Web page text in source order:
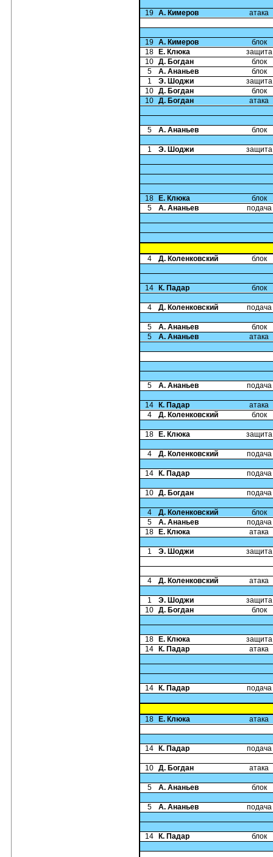
19 А. Кимеров атака
19 А. Кимеров
блок
18
Е. Клюка
защита
10 Д. Богдан
блок
5
А. Ананьев
блок
1
Э. Шоджи
защита
10 Д. Богдан
блок
10 Д. Богдан атака
5 А. Ананьев блок
1 Э. Шоджи защита
18 Е. Клюка
блок
5
А. Ананьев подача
4 Д. Коленковский блок
14 К. Падар блок
4 Д. Коленковский подача
5 А. Ананьев
блок
5
А. Ананьев атака
5 А. Ананьев подача
14 К. Падар
атака
4
Д. Коленковский блок
18 Е. Клюка защита
4 Д. Коленковский подача
14 К. Падар подача
10 Д. Богдан подача
4 Д. Коленковский
блок
5
А. Ананьев
подача
18
Е. Клюка атака
1 Э. Шоджи защита
4 Д. Коленковский атака
1 Э. Шоджи
защита
10 Д. Богдан блок
18 Е. Клюка
защита
14
К. Падар атака
14 К. Падар подача
18 Е. Клюка атака
14 К. Падар подача
10 Д. Богдан атака
5 А. Ананьев блок
5 А. Ананьев подача
14 К. Падар блок